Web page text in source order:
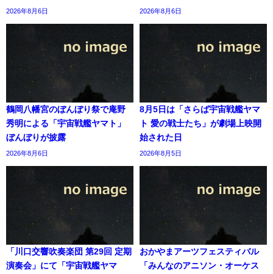
2026年8月6日 2026年8月6日
鶴岡八幡宮のぼんぼり祭で庵野
秀明による「宇宙戦艦ヤマト」
ぼんぼりが披露
2026年8月6日
8月5日は「さらば宇宙戦艦ヤマ
ト 愛の戦士たち」が劇場上映開
始された日
2026年8月5日
「川口交響吹奏楽団 第29回 定期
演奏会」にて「宇宙戦艦ヤマ
おかやまアーツフェスティバル
「みんなのアニソン・オーケス